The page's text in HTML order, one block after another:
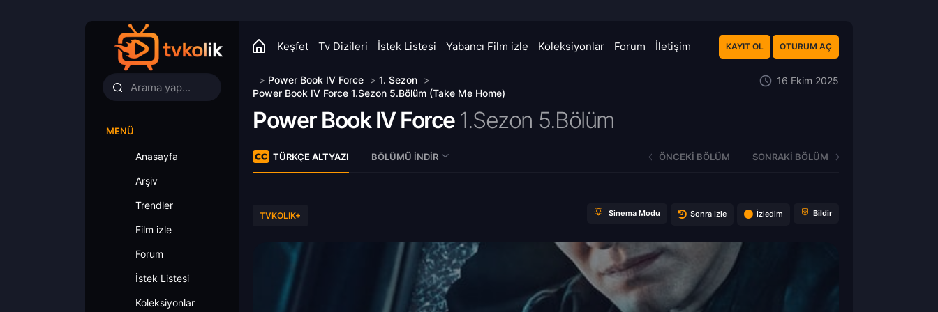
Keşfet Tv Dizileri İstek Listesi Yabancı Film izle Koleksiyonlar Forum İletişim KAYIT OL OTURUM AÇ
MENÜ
Anasayfa
Arşiv
Trendler
Film izle
Forum
İstek Listesi
Koleksiyonlar
> Power Book IV Force > 1. Sezon >
Power Book IV Force 1.Sezon 5.Bölüm (Take Me Home)
16 Ekim 2025
Power Book IV Force 1.Sezon 5.Bölüm
TÜRKÇE ALTYAZI BÖLÜMÜ İNDIR ÖNCEKI BÖLÜM SONRAKI BÖLÜM
TVKOLIK+ Sinema Modu Sonra İzle İzledim Bildir